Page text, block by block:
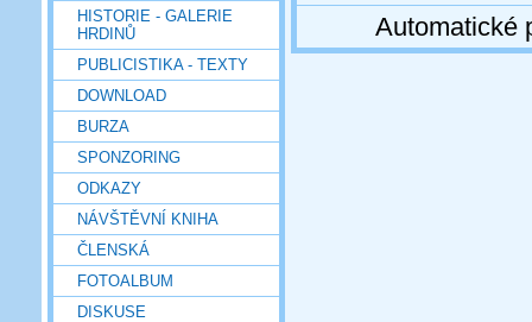
HISTORIE - GALERIE
HRDINŮ
PUBLICISTIKA - TEXTY
DOWNLOAD
BURZA
SPONZORING
ODKAZY
NÁVŠTĚVNÍ KNIHA
ČLENSKÁ
FOTOALBUM
DISKUSE
Automatické